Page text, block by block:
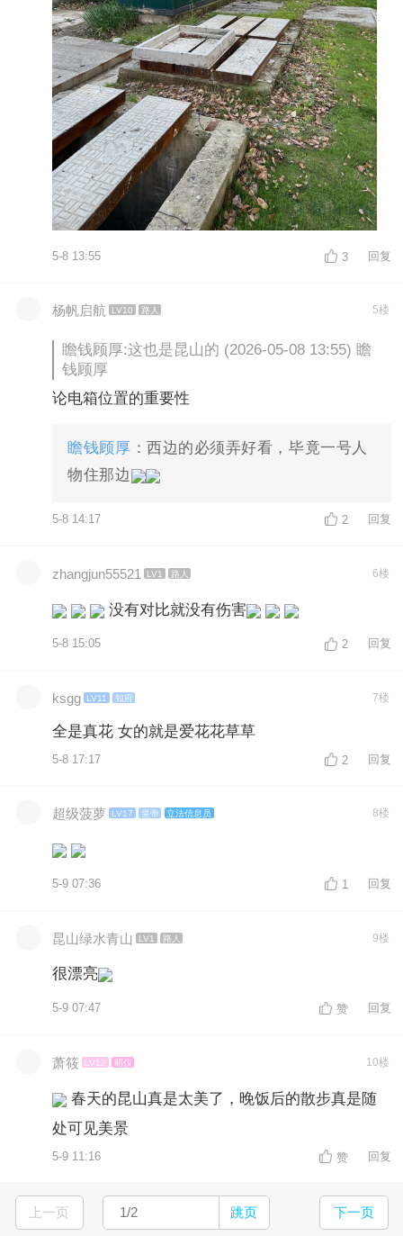
5-8 13:55 3 回复
杨帆启航 LV10 路人 5楼
瞻钱顾厚:这也是昆山的 (2026-05-08 13:55) 瞻
钱顾厚
论电箱位置的重要性
瞻钱顾厚 ：西边的必须弄好看，毕竟一号人
物住那边
5-8 14:17 2 回复
zhangjun55521 LV1 路人 6楼
没有对比就没有伤害
5-8 15:05 2 回复
ksgg LV11 知府 7楼
全是真花 女的就是爱花花草草
5-8 17:17 2 回复
超级菠萝 LV17 皇帝 立法信息员 8楼
5-9 07:36 1 回复
昆山绿水青山 LV1 路人 9楼
很漂亮
5-9 07:47 赞 回复
萧筱 LV12 昭仪 10楼
春天的昆山真是太美了，晚饭后的散步真是随
处可见美景
5-9 11:16 赞 回复
上一页 跳页 下一页